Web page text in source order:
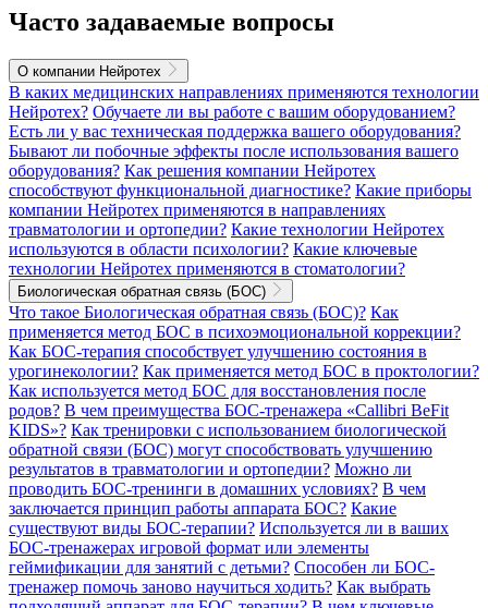
Часто задаваемые вопросы
О компании Нейротех
В каких медицинских направлениях применяются технологии
Нейротех? Обучаете ли вы работе с вашим оборудованием?
Есть ли у вас техническая поддержка вашего оборудования?
Бывают ли побочные эффекты после использования вашего
оборудования? Как решения компании Нейротех
способствуют функциональной диагностике? Какие приборы
компании Нейротех применяются в направлениях
травматологии и ортопедии? Какие технологии Нейротех
используются в области психологии? Какие ключевые
технологии Нейротех применяются в стоматологии?
Биологическая обратная связь (БОС)
Что такое Биологическая обратная связь (БОС)? Как
применяется метод БОС в психоэмоциональной коррекции?
Как БОС-терапия способствует улучшению состояния в
урогинекологии? Как применяется метод БОС в проктологии?
Как используется метод БОС для восстановления после
родов? В чем преимущества БОС-тренажера «Callibri BeFit
KIDS»? Как тренировки с использованием биологической
обратной связи (БОС) могут способствовать улучшению
результатов в травматологии и ортопедии? Можно ли
проводить БОС-тренинги в домашних условиях? В чем
заключается принцип работы аппарата БОС? Какие
существуют виды БОС-терапии? Используется ли в ваших
БОС-тренажерах игровой формат или элементы
геймификации для занятий с детьми? Способен ли БОС-
тренажер помочь заново научиться ходить? Как выбрать